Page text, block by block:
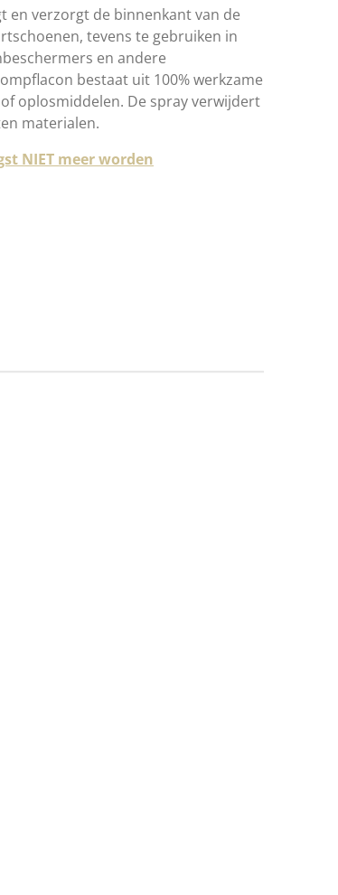
en verzorgt de binnenkant van de
tevens te gebruiken in
en andere
bestaat uit 100% werkzame
oplosmiddelen. De spray verwijdert
materialen.
NIET meer worden